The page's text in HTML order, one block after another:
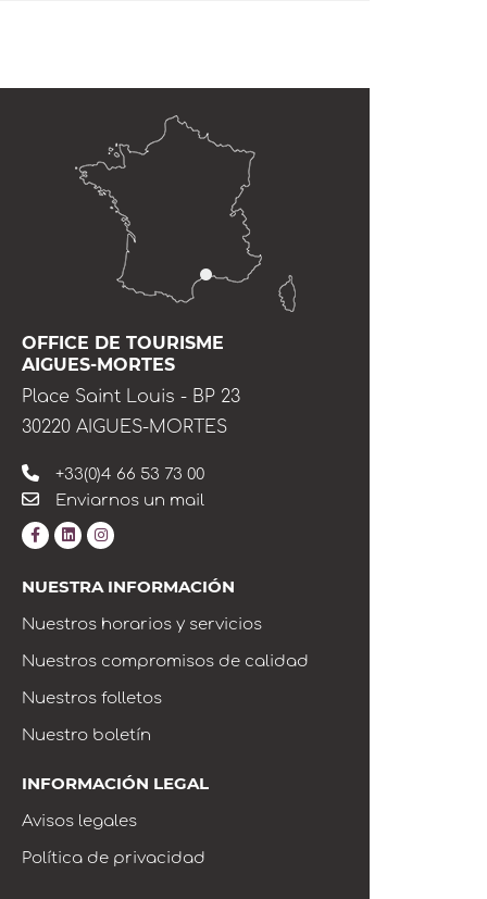
OFFICE DE TOURISME
AIGUES-MORTES
Place Saint Louis - BP 23
30220 AIGUES-MORTES
+33(0)4 66 53 73 00
Enviarnos un mail
NUESTRA INFORMACIÓN
Nuestros horarios y servicios
Nuestros compromisos de calidad
Nuestros folletos
Nuestro boletín
INFORMACIÓN LEGAL
Avisos legales
Política de privacidad